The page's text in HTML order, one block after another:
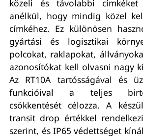
közeli és távolabbi
anélkül, hogy mindig közel
címkéhez. Ez különösen
gyártási és logisztikai
polcokat, raklapokat,
azonosítókat kell olvasni nagy
Az RT10A tartósságával és
funkcióival a teljes
csökkentését célozza. A
transit drop értékkel
szerint, és IP65 védettséget